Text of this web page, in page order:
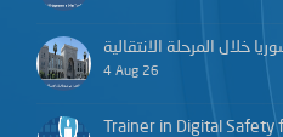
خلال المرحلة الانتقالية
4 Aug 26
Trainer in Digital Safety